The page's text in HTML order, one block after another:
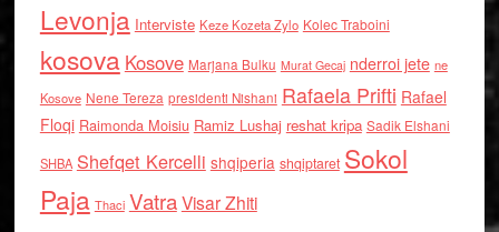
Levonja Interviste Keze Kozeta Zylo Kolec Traboini
kosova Kosove Marjana Bulku Murat Gecaj nderroi jete ne
Kosove Nene Tereza presidenti Nishani Rafaela Prifti Rafael
Floqi Raimonda Moisiu Ramiz Lushaj reshat kripa Sadik Elshani
SHBA Shefqet Kercelli shqiperia shqiptaret Sokol
Paja Thaci VatraVisar Zhiti